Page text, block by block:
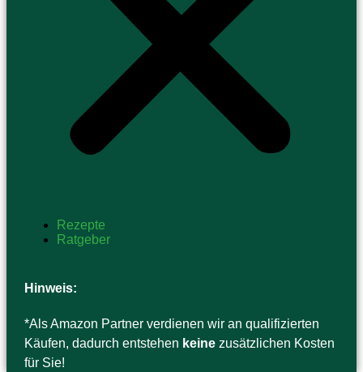
Rezepte
Ratgeber
Hinweis:
*Als Amazon Partner verdienen wir an qualifizierten
Käufen, dadurch entstehen keinezusätzlichen Kosten
für Sie!